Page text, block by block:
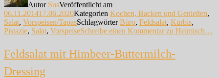
Autor SusVeröffentlicht am
06.11.201417.06.2020Kategorien Kochen, Backen und Genießen,
Salat, Vorspeisen/TapasSchlagwörterBüro, Feldsalat, Kürbis,
Pistazie, Salat, VorspeiseSchreibe einen Kommentarzu Heimisch…
Feldsalat mit Himbeer-Buttermilch-
Dressing